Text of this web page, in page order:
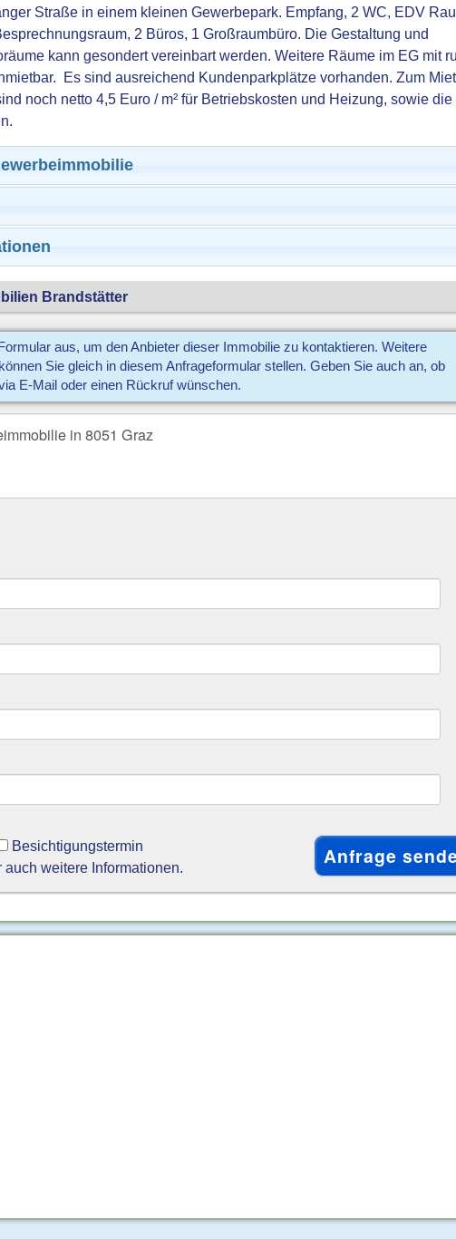
Straße in einem kleinen Gewerbepark. Empfang, 2 WC, EDV
2 Büros, 1 Großraumbüro. Die Gestaltung und
kann gesondert vereinbart werden. Weitere Räume im EG mit
Es sind ausreichend Kundenparkplätze vorhanden. Zum
noch netto 4,5 Euro / m² für Betriebskosten und Heizung, sowie die
Brandstätter
aus, um den Anbieter dieser Immobilie zu kontaktieren. Weitere
Sie gleich in diesem Anfrageformular stellen. Geben Sie auch an, ob
E-Mail oder einen Rückruf wünschen.
Besichtigungstermin
weitere Informationen.